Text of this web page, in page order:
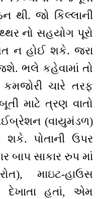
થી. જો કિલ્લાની
નો સહયોગ પૂરો
ન હોઈ શકે. જરા
ભલે કહેવામાં તો
ચારે તરફ
માટે ત્રણ વાતો
(વાયુમંડળ)
પોતાની ઉપર
સાકાર રુપ માં
માઇટ-હાઉસ
દેખાતા હતાં, એમ